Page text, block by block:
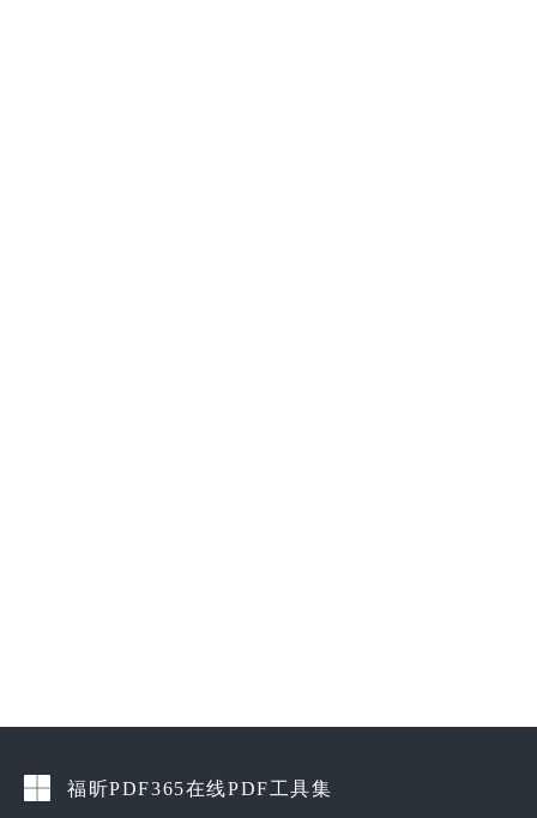
福昕PDF365在线PDF工具集